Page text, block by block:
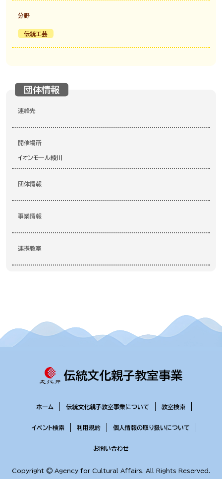
分野
伝統工芸
団体情報
連絡先
開催場所
イオンモール綾川
団体情報
事業情報
連携教室
伝統文化親子教室事業
ホーム 伝統文化親子教室事業について 教室検索
イベント検索 利用規約 個人情報の取り扱いについて
お問い合わせ
Copyright © Agency for Cultural Affairs. All Rights Reserved.